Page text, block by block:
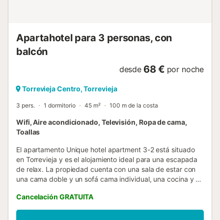
Apartahotel para 3 personas, con
balcón
desde 68 € por noche
Torrevieja Centro, Torrevieja
3 pers. 1 dormitorio 45 m² 100 m de la costa
Wifi, Aire acondicionado, Televisión, Ropa de cama,
Toallas
El apartamento Unique hotel apartment 3-2 está situado
en Torrevieja y es el alojamiento ideal para una escapada
de relax. La propiedad cuenta con una sala de estar con
una cama doble y un sofá cama individual, una cocina y 1
adicionales incluyen Wi-Fi, televisión y aire acondicionado.
También hay 2 cunas disponibles. Este apartamento
dispone de un balcón privado para relajarse por la noche.
Cancelación GRATUITA